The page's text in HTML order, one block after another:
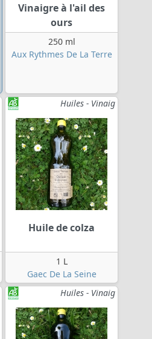
Vinaigre à l'ail des
ours
250 ml
Aux Rythmes De La Terre
Huiles - Vinaig
Huile de colza
1 L
Gaec De La Seine
Huiles - Vinaig